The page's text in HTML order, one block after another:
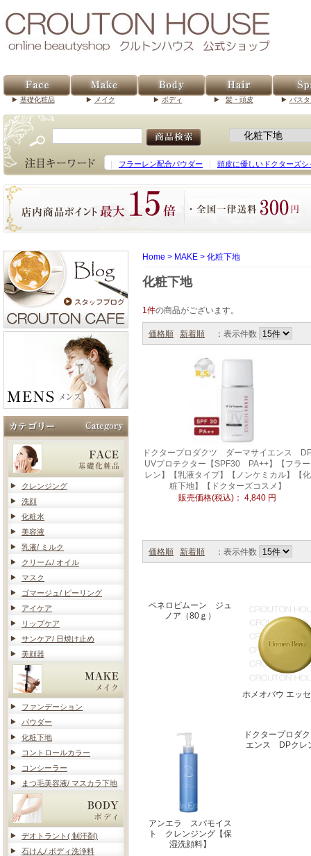
基礎化粧品 メイク ボディ 髪・頭皮 バス
フラーレン配合パウダー 頭皮に優しいドクターズシ
クレンジング
洗顔
化粧水
美容液
乳液/ ミルク
クリーム/ オイル
マスク
ゴマージュ/ ピーリング
アイケア
リップケア
サンケア/ 日焼け止め
美顔器
ファンデーション
パウダー
化粧下地
コントロールカラー
コンシーラー
まつ毛美容液/ マスカラ下地
デオトラント( 制汗剤)
石けん/ ボディ洗浄料
Home > MAKE > 化粧下地
化粧下地
1件の商品がございます。
価格順 新着順 ：表示件数
ドクタープロダクツ ダーマサイエンス
UVプロテクター【SPF30 PA++】【フラー
レン】【乳液タイプ】【ノンケミカル】【化
粧下地】【ドクターズコスメ】
販売価格(税込)： 4,840 円
価格順 新着順 ：表示件数
ペネロピムーン ジュ
ノア（80ｇ）
ホメオバウ エッ
アンエラ スパモイス
ト クレンジング【保
湿洗顔料】
ドクタープロダ
エンス DPクレ